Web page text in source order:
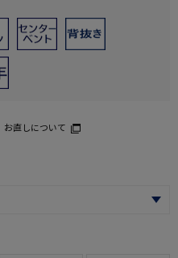
お直しについて